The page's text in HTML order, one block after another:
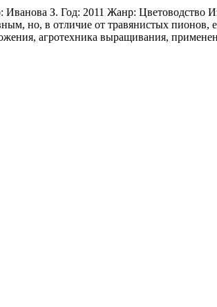
З. Год: 2011 Жанр: Цветоводство
но, в отличие от травянистых пионов,
агротехника выращивания,